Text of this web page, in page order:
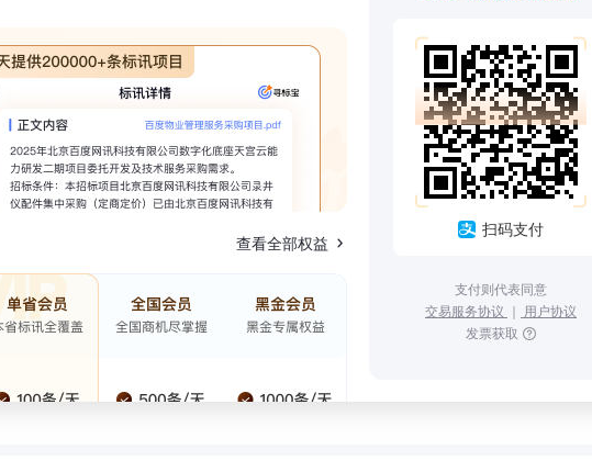
查看全部权益
扫码支付
支付则代表同意
交易服务协议 ｜ 用户协议
发票获取